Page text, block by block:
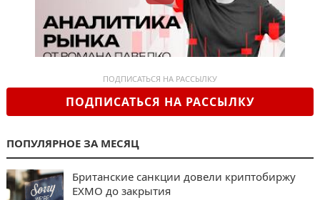
ПОДПИСАТЬСЯ НА РАССЫЛКУ
ПОДПИСАТЬСЯ НА РАССЫЛКУ
ПОПУЛЯРНОЕ ЗА МЕСЯЦ
Британские санкции довели криптобиржу
EXMO до закрытия